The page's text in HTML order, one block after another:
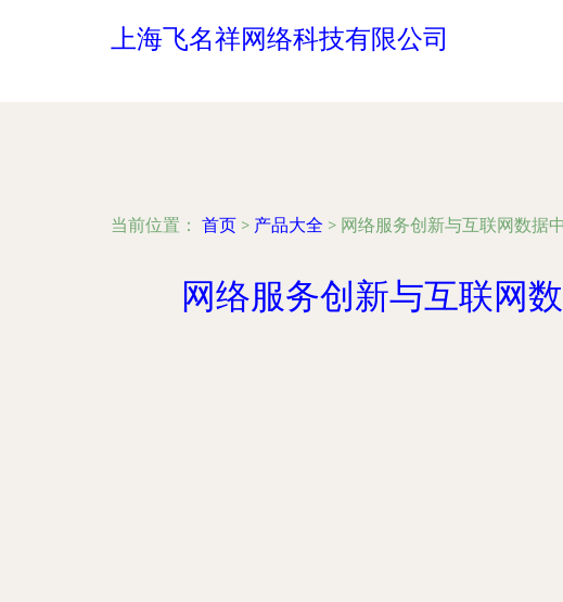
上海飞名祥网络科技有限公司
当前位置： 首页 > 产品大全 > 网络服务创新与互联网数据
网络服务创新与互联网